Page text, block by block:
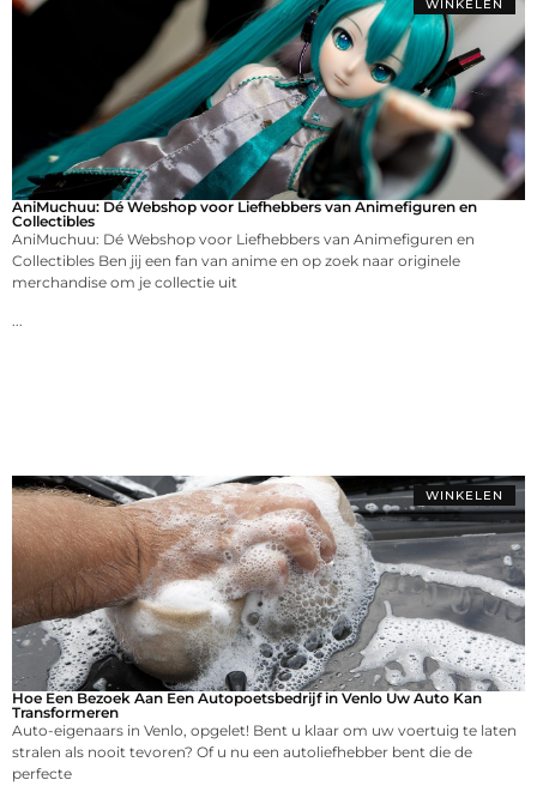
WINKELEN
AniMuchuu: Dé Webshop voor Liefhebbers van Animefiguren en
Collectibles
AniMuchuu: Dé Webshop voor Liefhebbers van Animefiguren en
Collectibles Ben jij een fan van anime en op zoek naar originele
merchandise om je collectie uit
...
WINKELEN
Hoe Een Bezoek Aan Een Autopoetsbedrijf in Venlo Uw Auto Kan
Transformeren
Auto-eigenaars in Venlo, opgelet! Bent u klaar om uw voertuig te laten
stralen als nooit tevoren? Of u nu een autoliefhebber bent die de
perfecte